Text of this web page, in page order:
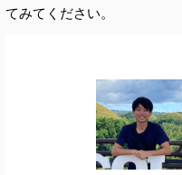
てみてください。